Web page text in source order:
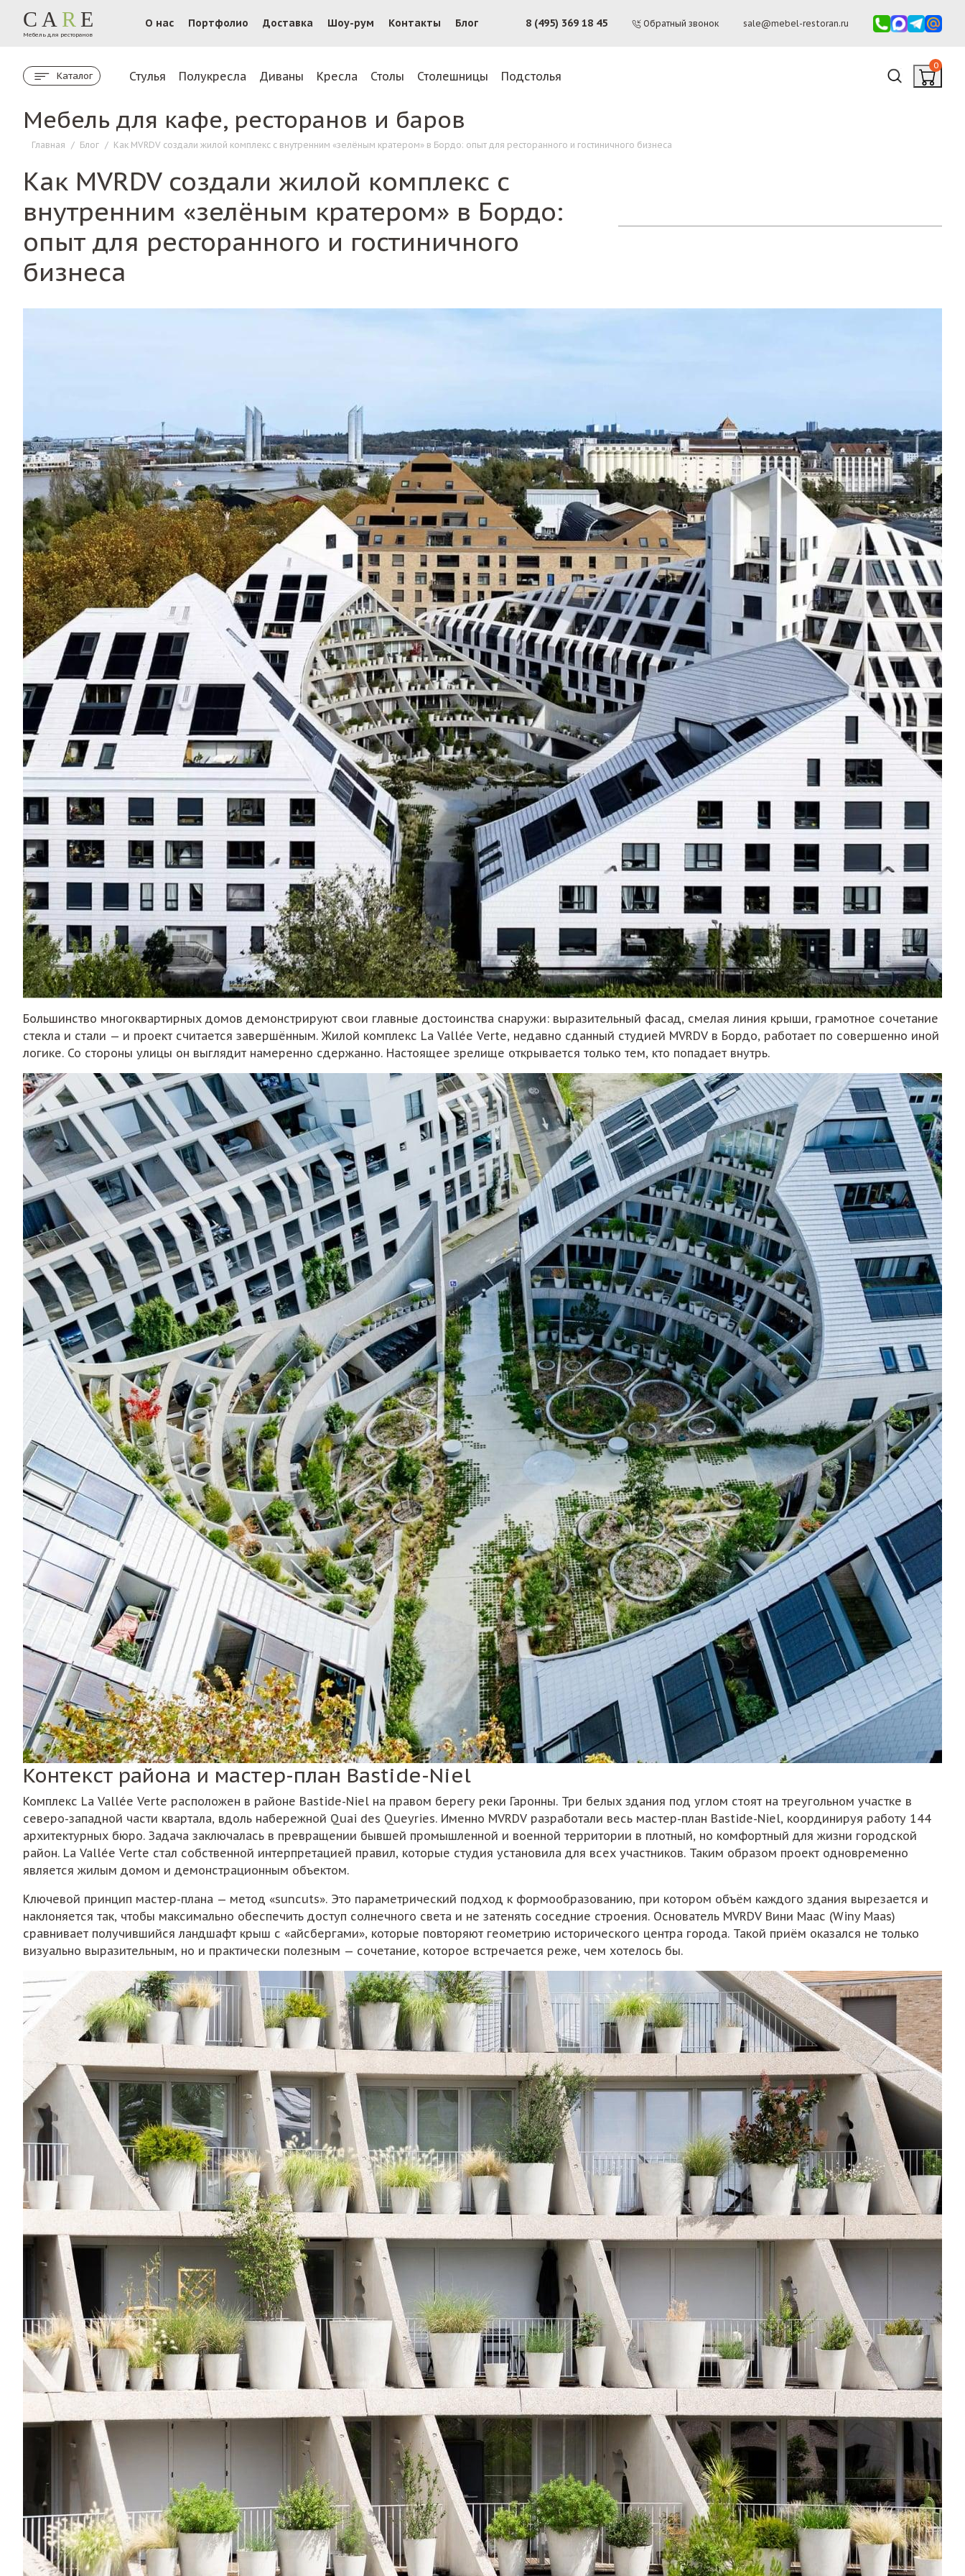
CA R E
Мебель для ресторанов
О нас Портфолио Доставка Шоу-рум Контакты Блог 8 (495) 369 18 45 Обратный звонок sale@mebel-restoran.ru
Каталог Стулья Полукресла Диваны Кресла Столы Столешницы Подстолья
0
Мебель для кафе, ресторанов и баров
Главная / Блог / Как MVRDV создали жилой комплекс с внутренним «зелёным кратером» в Бордо: опыт для ресторанного и гостиничного бизнеса
Как MVRDV создали жилой комплекс с
внутренним «зелёным кратером» в Бордо:
опыт для ресторанного и гостиничного
бизнеса
Большинство многоквартирных домов демонстрируют свои главные достоинства снаружи: выразительный фасад, смелая линия крыши, грамотное сочетание
стекла и стали — и проект считается завершённым. Жилой комплекс La Vallée Verte, недавно сданный студией MVRDV в Бордо, работает по совершенно иной
логике. Со стороны улицы он выглядит намеренно сдержанно. Настоящее зрелище открывается только тем, кто попадает внутрь.
Контекст района и мастер-план Bastide-Niel
Комплекс La Vallée Verte расположен в районе Bastide-Niel на правом берегу реки Гаронны. Три белых здания под углом стоят на треугольном участке в
северо-западной части квартала, вдоль набережной Quai des Queyries. Именно MVRDV разработали весь мастер-план Bastide-Niel, координируя работу 144
архитектурных бюро. Задача заключалась в превращении бывшей промышленной и военной территории в плотный, но комфортный для жизни городской
район. La Vallée Verte стал собственной интерпретацией правил, которые студия установила для всех участников. Таким образом проект одновременно
является жилым домом и демонстрационным объектом.
Ключевой принцип мастер-плана — метод «suncuts». Это параметрический подход к формообразованию, при котором объём каждого здания вырезается и
наклоняется так, чтобы максимально обеспечить доступ солнечного света и не затенять соседние строения. Основатель MVRDV Вини Маас (Winy Maas)
сравнивает получившийся ландшафт крыш с «айсбергами», которые повторяют геометрию исторического центра города. Такой приём оказался не только
визуально выразительным, но и практически полезным — сочетание, которое встречается реже, чем хотелось бы.